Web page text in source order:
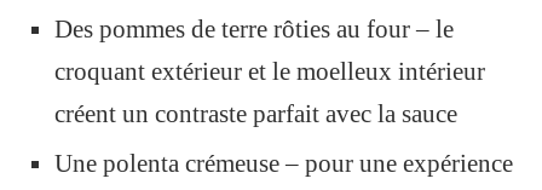
Des pommes de terre rôties au four – le
croquant extérieur et le moelleux intérieur
créent un contraste parfait avec la sauce
Une polenta crémeuse – pour une expérience